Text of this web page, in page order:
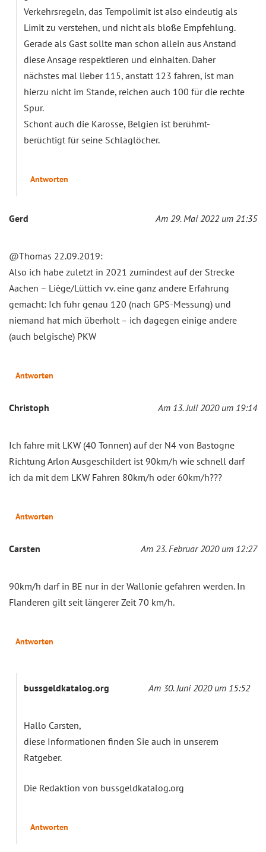
Verkehrsregeln, das Tempolimit ist also eindeutig als
Limit zu verstehen, und nicht als bloße Empfehlung.
Gerade als Gast sollte man schon allein aus Anstand
diese Ansage respektieren und einhalten. Daher
nächstes mal lieber 115, anstatt 123 fahren, ist man
hierzu nicht im Stande, reichen auch 100 für die rechte
Spur.
Schont auch die Karosse, Belgien ist berühmt-
berüchtigt für seine Schlaglöcher.
Antworten
Gerd Am 29. Mai 2022 um 21:35
@Thomas 22.09.2019:
Also ich habe zuletzt in 2021 zumindest auf der Strecke
Aachen – Liège/Lüttich vv. eine ganz andere Erfahrung
gemacht: Ich fuhr genau 120 (nach GPS-Messung) und
niemand hat mich überholt – ich dagegen einige andere
(auch belgische) PKW
Antworten
Christoph Am 13. Juli 2020 um 19:14
Ich fahre mit LKW (40 Tonnen) auf der N4 von Bastogne
Richtung Arlon Ausgeschildert ist 90km/h wie schnell darf
ich da mit dem LKW Fahren 80km/h oder 60km/h???
Antworten
Carsten Am 23. Februar 2020 um 12:27
90km/h darf in BE nur in der Wallonie gefahren werden. In
Flanderen gilt seit längerer Zeit 70 km/h.
Antworten
bussgeldkatalog.org Am 30. Juni 2020 um 15:52
Hallo Carsten,
diese Informationen finden Sie auch in unserem
Ratgeber.
Die Redaktion von bussgeldkatalog.org
Antworten